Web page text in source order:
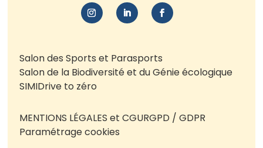
Salon des Sports et Parasports
Salon de la Biodiversité et du Génie écologique
SIMIDrive to zéro
MENTIONS LÉGALES et CGURGPD / GDPR
Paramétrage cookies